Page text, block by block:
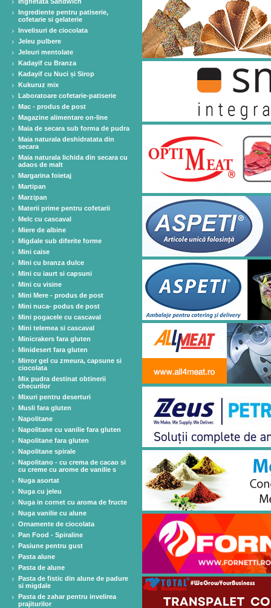
Ingrediente pentru patiserie,
cofetarie si gelaterie
Invelisuri de ciocolata
Jeleu pulbere
Jeleuri mentolate
Kadayif cu Branza
Kadayif cu Nuci și Sirop
Kukuruz mix
Laboratoare cofetarie-patiserie
Mac - produs de post
Magazine alimentare on-line
Maia de secara sub forma de pudra
Maia naturala deshidratata din
secara
Maia naturala lichida din secara cu
adaos de malt
Margarina foietaj
Martipan
Marzipan
Materii prime pentru cofetarii
Melc cu cascaval
Miere de albine
Migdale sub diferite forme
Mini caise
Mini cu branza dulce
Mini cu iaurt si capsuni
Mini cu visine
Mini Mere - produs de post
Mini nuca- podus de post
Mini pogacele cu cascaval
Mini telemea si cascaval
Minicrakers fara gluten
Minidesert fara gluten
Mirror gel cu zmeura, capsune si
ciocolata
Mix pudra destinat obtinerii
checurilor
Mixuri pentru deserturi
Musli fara gluten
Napolitane
Napolitane cu vanilie fara gluten
Napolitane fara gluten
Napolitane spirale
Napolitano - cu crema de cacao si
cu creme cu arome de vanilie s
Nuga asortat
Nuga cu jeleu
Nuga in cornet cu aroma de fructe
Nuga vanilie cu alune
Ornamente de ciocolata
Pan Food - Spiraline
Pasiune pentru gust
Pasta alune
Pasta de alune
Pasta de fistic din alune de padure
si migdale
Pasta de zahar pentru invelirea
prajiturilor